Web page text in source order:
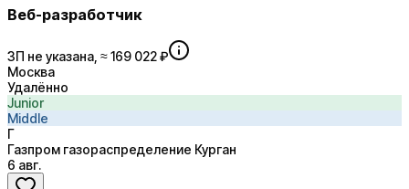
Веб-разработчик
ЗП не указана, ≈ 169 022 ₽
Москва
Удалённо
Junior
Middle
Г
Газпром газораспределение Курган
6 авг.